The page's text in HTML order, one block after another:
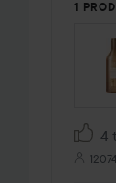
1
4